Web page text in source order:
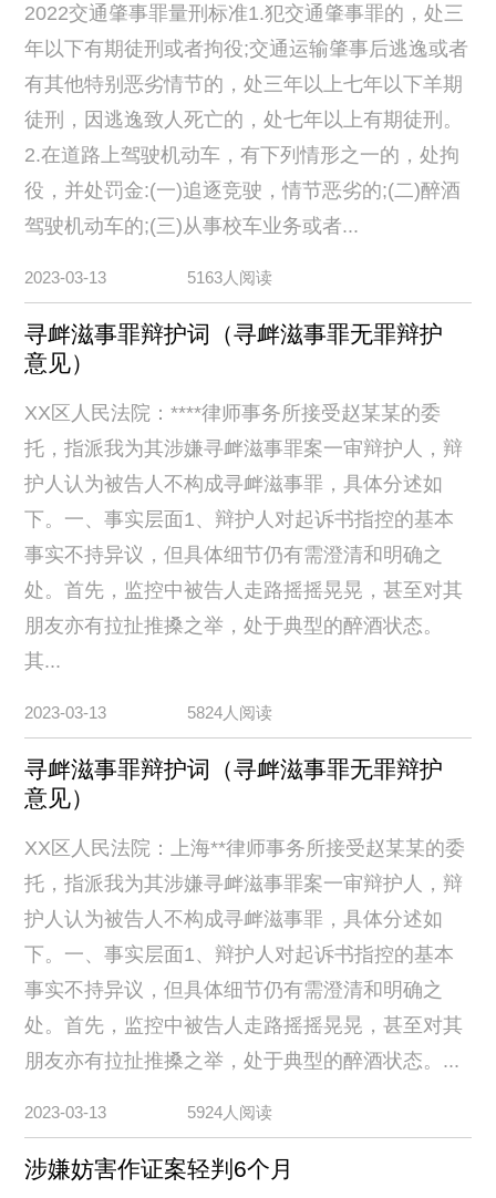
2022交通肇事罪量刑标准1.犯交通肇事罪的，处三
年以下有期徒刑或者拘役;交通运输肇事后逃逸或者
有其他特别恶劣情节的，处三年以上七年以下羊期
徒刑，因逃逸致人死亡的，处七年以上有期徒刑。
2.在道路上驾驶机动车，有下列情形之一的，处拘
役，并处罚金:(一)追逐竞驶，情节恶劣的;(二)醉酒
驾驶机动车的;(三)从事校车业务或者...
2023-03-13 5163人阅读
寻衅滋事罪辩护词（寻衅滋事罪无罪辩护
意见）
XX区人民法院：****律师事务所接受赵某某的委
托，指派我为其涉嫌寻衅滋事罪案一审辩护人，辩
护人认为被告人不构成寻衅滋事罪，具体分述如
下。一、事实层面1、辩护人对起诉书指控的基本
事实不持异议，但具体细节仍有需澄清和明确之
处。首先，监控中被告人走路摇摇晃晃，甚至对其
朋友亦有拉扯推搡之举，处于典型的醉酒状态。
其...
2023-03-13 5824人阅读
寻衅滋事罪辩护词（寻衅滋事罪无罪辩护
意见）
XX区人民法院：上海**律师事务所接受赵某某的委
托，指派我为其涉嫌寻衅滋事罪案一审辩护人，辩
护人认为被告人不构成寻衅滋事罪，具体分述如
下。一、事实层面1、辩护人对起诉书指控的基本
事实不持异议，但具体细节仍有需澄清和明确之
处。首先，监控中被告人走路摇摇晃晃，甚至对其
朋友亦有拉扯推搡之举，处于典型的醉酒状态。...
2023-03-13 5924人阅读
涉嫌妨害作证案轻判6个月